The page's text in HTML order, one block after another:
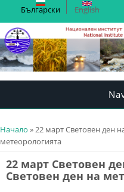
Български English
You are here
Начало » 22 март Световен ден
метеорологията
22 март Световен
Световен ден на